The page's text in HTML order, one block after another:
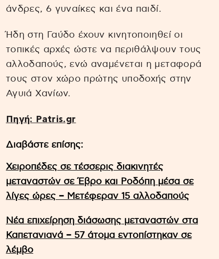
άνδρες, 6 γυναίκες και ένα παιδί.
Ήδη στη Γαύδο έχουν κινητοποιηθεί οι
τοπικές αρχές ώστε να περιθάλψουν τους
αλλοδαπούς, ενώ αναμένεται η μεταφορά
τους στον χώρο πρώτης υποδοχής στην
Αγυιά Χανίων.
Πηγή: Patris.gr
Διαβάστε επίσης:
Χειροπέδες σε τέσσερις διακινητές
μεταναστών σε Έβρο και Ροδόπη μέσα σε
λίγες ώρες – Μετέφεραν 15 αλλοδαπούς
Νέα επιχείρηση διάσωσης μεταναστών στα
Καπετανιανά – 57 άτομα εντοπίστηκαν σε
λέμβο